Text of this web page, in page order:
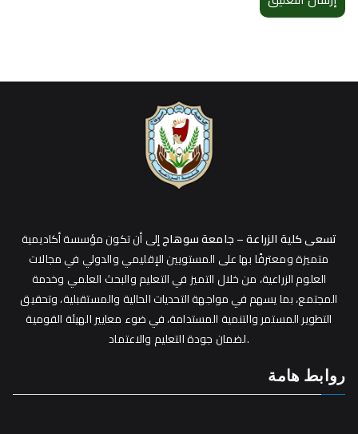
تسعى كلية الزراعة – جامعة سوهاجإلى أن تكون مؤسسة أكاديمية
متميزة ومعترفًا بها على المستويين الإقليمي والدولي في مجالات
العلوم الزراعية، من خلال التميز في التعليم والبحث العلمي وخدمة
المجتمع، بما يسهم في مواجهة التحديات الحالية والمستقبلية، وتحقيق
التطوير المستمر والتنمية المستدامة، في ضوء معايير الهيئة القومية
لضمان جودة التعليم والاعتماد.
روابط هامة